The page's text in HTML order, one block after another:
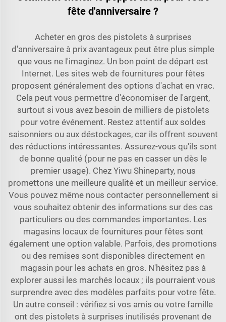
fête d'anniversaire ?
Acheter en gros des pistolets à surprises
d'anniversaire à prix avantageux peut être plus simple
que vous ne l'imaginez. Un bon point de départ est
Internet. Les sites web de fournitures pour fêtes
proposent généralement des options d'achat en vrac.
Cela peut vous permettre d'économiser de l'argent,
surtout si vous avez besoin de milliers de pistolets
pour votre événement. Restez attentif aux soldes
saisonniers ou aux déstockages, car ils offrent souvent
des réductions intéressantes. Assurez-vous qu'ils sont
de bonne qualité (pour ne pas en casser un dès le
premier usage). Chez Yiwu Shineparty, nous
promettons une meilleure qualité et un meilleur service.
Vous pouvez même nous contacter personnellement si
vous souhaitez obtenir des informations sur des cas
particuliers ou des commandes importantes. Les
magasins locaux de fournitures pour fêtes sont
également une option valable. Parfois, des promotions
ou des remises sont disponibles directement en
magasin pour les achats en gros. N'hésitez pas à
explorer aussi les marchés locaux ; ils pourraient vous
surprendre avec des modèles parfaits pour votre fête.
Un autre conseil : vérifiez si vos amis ou votre famille
ont des pistolets à surprises inutilisés provenant de